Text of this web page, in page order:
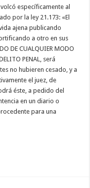
específicamente al
por la ley 21.173: «El
ajena publicando
a otro en sus
DE CUALQUIER MODO
PENAL, será
no hubieren cesado, y a
el juez, de
éste, a pedido del
en un diario o
para una